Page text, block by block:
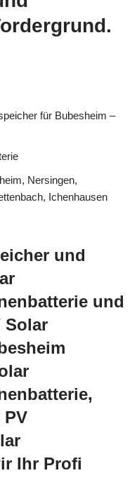
für Bubesheim –
Nersingen,
Ichenhausen
und
und
Solar
Ihr Profi